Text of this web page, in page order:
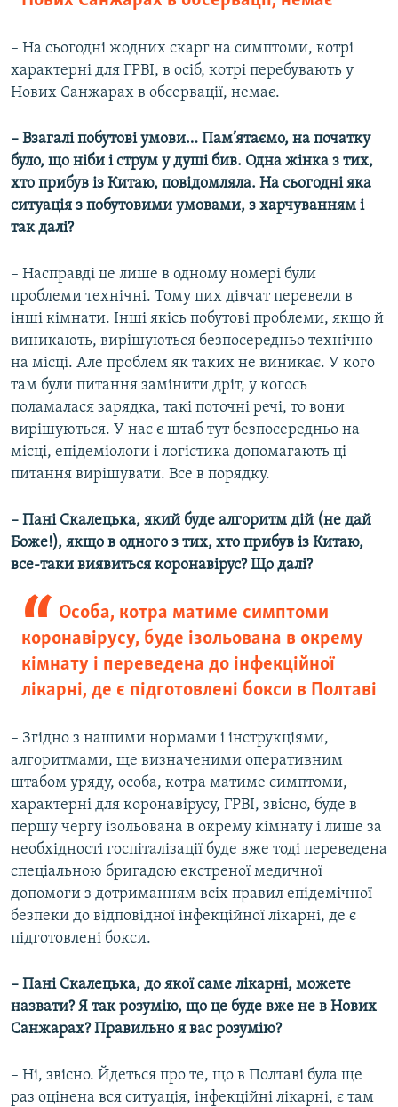
– На сьогодні жодних скарг на симптоми, котрі
характерні для ГРВІ, в осіб, котрі перебувають у
Нових Санжарах в обсервації, немає.
– Взагалі побутові умови… Пам’ятаємо, на початку
було, що ніби і струм у душі бив. Одна жінка з тих,
хто прибув із Китаю, повідомляла. На сьогодні яка
ситуація з побутовими умовами, з харчуванням і
так далі?
– Насправді це лише в одному номері були
проблеми технічні. Тому цих дівчат перевели в
інші кімнати. Інші якісь побутові проблеми, якщо й
виникають, вирішуються безпосередньо технічно
на місці. Але проблем як таких не виникає. У кого
там були питання замінити дріт, у когось
поламалася зарядка, такі поточні речі, то вони
вирішуються. У нас є штаб тут безпосередньо на
місці, епідеміологи і логістика допомагають ці
питання вирішувати. Все в порядку.
– Пані Скалецька, який буде алгоритм дій (не дай
Боже!), якщо в одного з тих, хто прибув із Китаю,
все-таки виявиться коронавірус? Що далі?
Особа, котра матиме симптоми
коронавірусу, буде ізольована в окрему
кімнату і переведена до інфекційної
лікарні, де є підготовлені бокси в Полтаві
– Згідно з нашими нормами і інструкціями,
алгоритмами, ще визначеними оперативним
штабом уряду, особа, котра матиме симптоми,
характерні для коронавірусу, ГРВІ, звісно, буде в
першу чергу ізольована в окрему кімнату і лише за
необхідності госпіталізації буде вже тоді переведена
спеціальною бригадою екстреної медичної
допомоги з дотриманням всіх правил епідемічної
безпеки до відповідної інфекційної лікарні, де є
підготовлені бокси.
– Пані Скалецька, до якої саме лікарні, можете
назвати? Я так розумію, що це буде вже не в Нових
Санжарах? Правильно я вас розумію?
– Ні, звісно. Йдеться про те, що в Полтаві була ще
раз оцінена вся ситуація, інфекційні лікарні, є там